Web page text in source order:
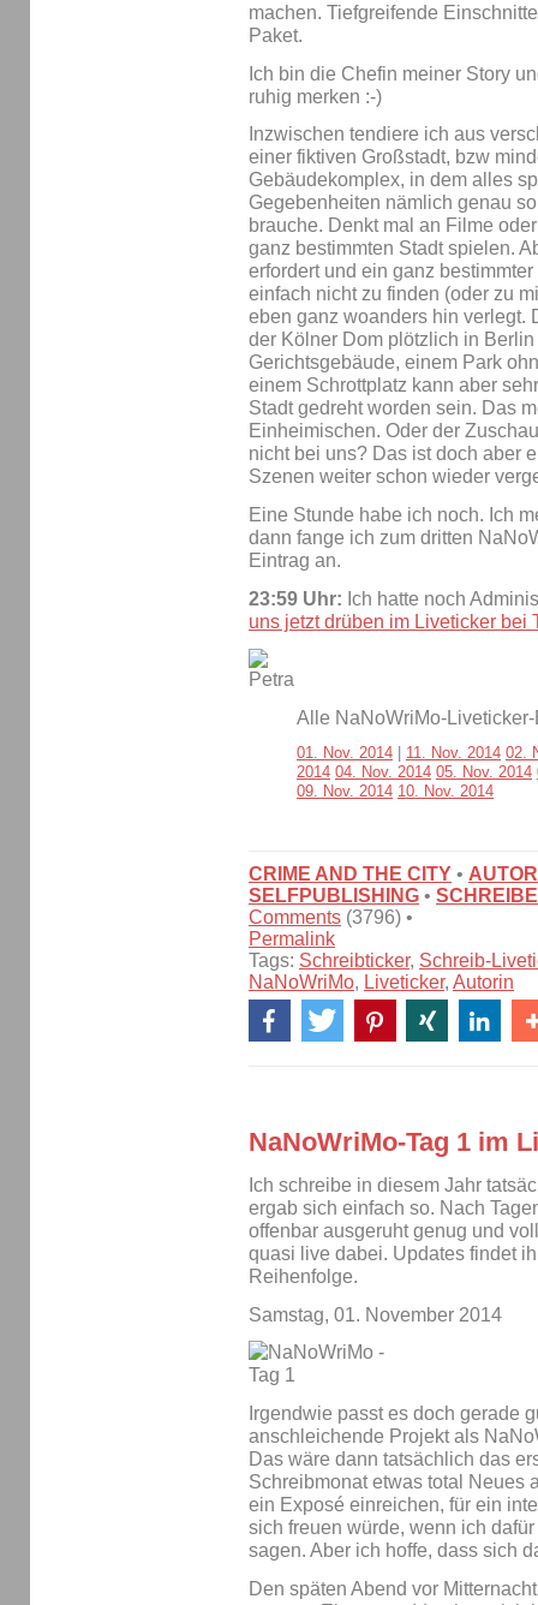
machen. Tiefgreifende
Paket.
Ich bin die Chefin meiner Story
ruhig merken :-)
Inzwischen tendiere ich aus
einer fiktiven Großstadt, bzw
Gebäudekomplex, in dem alles
Gegebenheiten nämlich genau
brauche. Denkt mal an Filme
ganz bestimmten Stadt spielen.
erfordert und ein ganz
einfach nicht zu finden (oder zu
eben ganz woanders hin verlegt.
der Kölner Dom plötzlich in
Gerichtsgebäude, einem Park
einem Schrottplatz kann aber
Stadt gedreht worden sein. Das
Einheimischen. Oder der
nicht bei uns? Das ist doch aber
Szenen weiter schon wieder
Eine Stunde habe ich noch. Ich
dann fange ich zum dritten
Eintrag an.
23:59 Uhr: Ich hatte noch
uns jetzt drüben im Liveticker bei
Alle NaNoWriMo-
01. Nov. 2014 11. Nov. 2014 02.
2014 04. Nov. 2014 05. Nov. 2014
09. Nov. 2014 10. Nov. 2014
CRIME AND THE CITY •
SELFPUBLISHING •
Comments (3796) •
Permalink
Tags: Schreibticker, Schreib-
NaNoWriMo, Liveticker, Autorin
NaNoWriMo-Tag 1 im
Ich schreibe in diesem Jahr
ergab sich einfach so. Nach
offenbar ausgeruht genug und
quasi live dabei. Updates findet
Reihenfolge.
Samstag, 01. November 2014
Irgendwie passt es doch gerade
anschleichende Projekt als
Das wäre dann tatsächlich das
Schreibmonat etwas total Neues
ein Exposé einreichen, für ein
sich freuen würde, wenn ich
sagen. Aber ich hoffe, dass sich
Den späten Abend vor